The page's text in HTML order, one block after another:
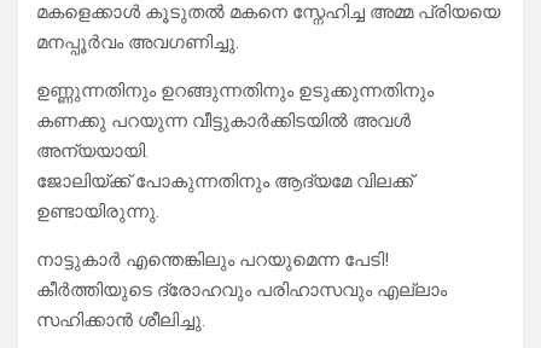
മകളെക്കാൾ കൂടുതൽ മകനെ സ്നേഹിച്ച അമ്മ പ്രിയയെ
മനപ്പൂർവം അവഗണിച്ചു.
ഉണ്ണുന്നതിനും ഉറങ്ങുന്നതിനും ഉടുക്കുന്നതിനും
കണക്കു പറയുന്ന വീട്ടുകാർക്കിടയിൽ അവൾ
അന്യയായി.
ജോലിയ്ക്ക് പോകുന്നതിനും ആദ്യമേ വിലക്ക്
ഉണ്ടായിരുന്നു.
നാട്ടുകാർ എന്തെങ്കിലും പറയുമെന്ന പേടി!
കീർത്തിയുടെ ദ്രോഹവും പരിഹാസവും എല്ലാം
സഹിക്കാൻ ശീലിച്ചു.